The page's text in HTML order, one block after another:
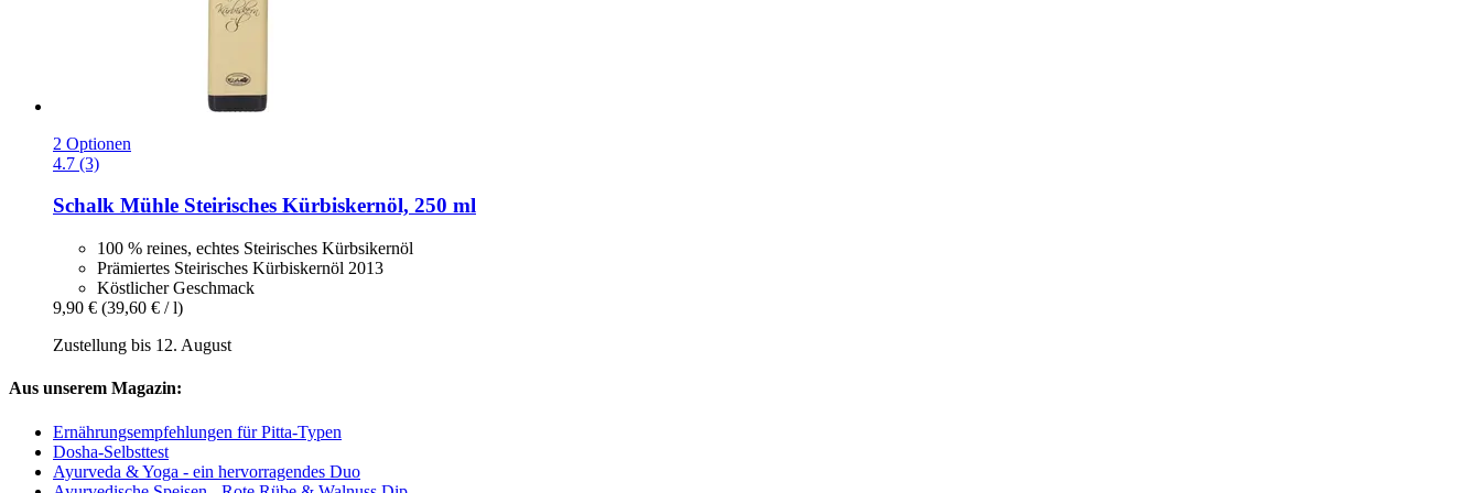
2 Optionen
4.7 (3)
Schalk Mühle Steirisches Kürbiskernöl, 250 ml
100 % reines, echtes Steirisches Kürbsikernöl
Prämiertes Steirisches Kürbiskernöl 2013
Köstlicher Geschmack
9,90 € (39,60 € / l)
Zustellung bis 12. August
Aus unserem Magazin:
Ernährungsempfehlungen für Pitta-Typen
Dosha-Selbsttest
Ayurveda & Yoga - ein hervorragendes Duo